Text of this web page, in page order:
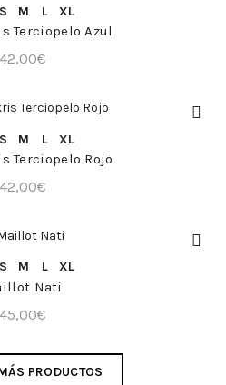
RÁPIDA
S M L XL
Terciopelo Azul
42,00€
RÁPIDA
S M L XL
Terciopelo Rojo
42,00€
RÁPIDA
S M L XL
Nati
45,00€
PRODUCTOS